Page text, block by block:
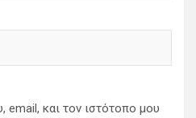
και τον ιστότοπο μου